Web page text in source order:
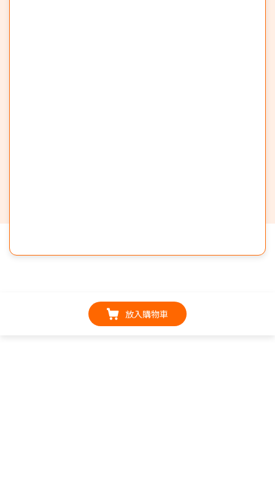
放入購物車